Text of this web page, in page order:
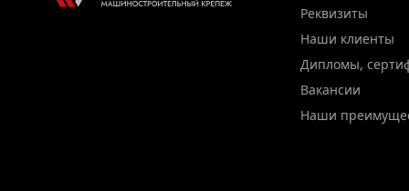
Реквизиты
Наши клиенты
Дипломы,
Вакансии
Наши